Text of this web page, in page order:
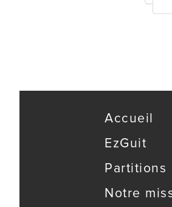
Accueil
EzGuit
Partitions
Notre